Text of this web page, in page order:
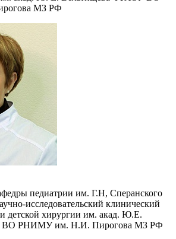
МЗ РФ
педиатрии им. Г.Н, Сперанского
исследовательский клинический
детской хирургии им. акад. Ю.Е.
ВО РНИМУ им. Н.И. Пирогова МЗ РФ